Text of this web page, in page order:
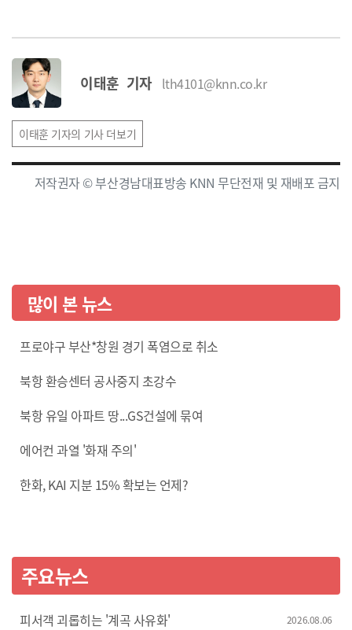
이태훈 기자 lth4101@knn.co.kr
이태훈 기자의 기사 더보기
저작권자 © 부산경남대표방송 KNN 무단전재 및 재배포 금지
많이 본 뉴스
프로야구 부산*창원 경기 폭염으로 취소
북항 환승센터 공사중지 초강수
북항 유일 아파트 땅...GS건설에 묶여
에어컨 과열 '화재 주의'
한화, KAI 지분 15% 확보는 언제?
주요뉴스
피서객 괴롭히는 '계곡 사유화' 2026.08.06